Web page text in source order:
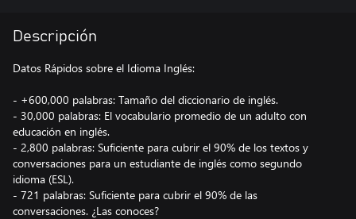
Descripción
Datos Rápidos sobre el Idioma Inglés:
- +600,000 palabras: Tamaño del diccionario de inglés.
- 30,000 palabras: El vocabulario promedio de un adulto con
educación en inglés.
- 2,800 palabras: Suficiente para cubrir el 90% de los textos y
conversaciones para un estudiante de inglés como segundo
idioma (ESL).
- 721 palabras: Suficiente para cubrir el 90% de las
conversaciones. ¿Las conoces?